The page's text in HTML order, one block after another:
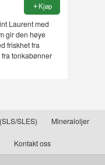
Kjøp
Laurent med
gir den høye
friskhet fra
tonkabønner
SLES) Mineraloljer
Kontakt oss